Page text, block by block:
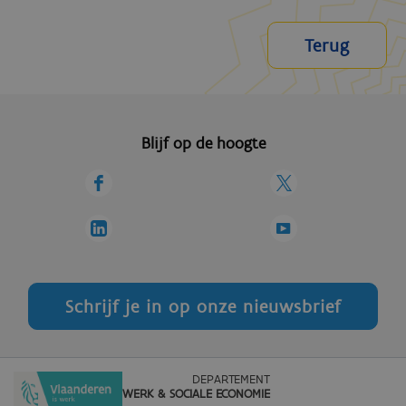
Terug
Blijf op de hoogte
Schrijf je in op onze nieuwsbrief
DEPARTEMENT
WERK & SOCIALE ECONOMIE